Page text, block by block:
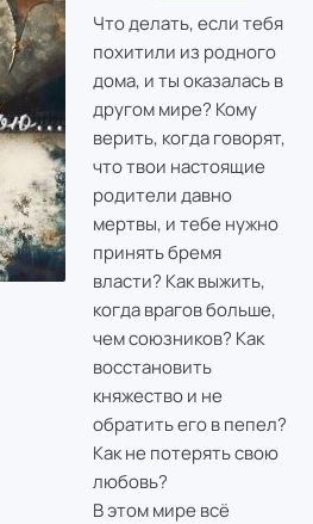
Что делать, если тебя
похитили из родного
дома, и ты оказалась в
другом мире? Кому
верить, когда говорят,
что твои настоящие
родители давно
мертвы, и тебе нужно
принять бремя
власти? Как выжить,
когда врагов больше,
чем союзников? Как
восстановить
княжество и не
обратить его в пепел?
Как не потерять свою
любовь?
В этом мире всё